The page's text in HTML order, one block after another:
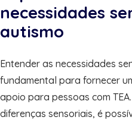
necessidades
autismo
Entender as necessidades
fundamental para fornecer
apoio para pessoas com
diferenças sensoriais, é